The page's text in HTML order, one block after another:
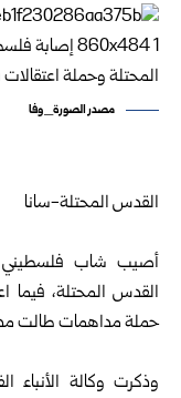
مصدر الصورة_وفا
‏القدس المحتلة-سانا‏
أصيب شاب فلسطيني
القدس ‏المحتلة، فيما
حملة مداهمات ‏طالت
وذكرت وكالة الأنباء